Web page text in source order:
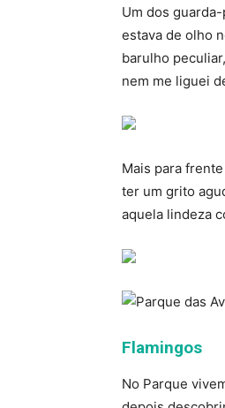
Um dos
estava de olho
barulho
nem me liguei
Mais para
ter um grito
aquela lindeza
Flamingos
No Parque